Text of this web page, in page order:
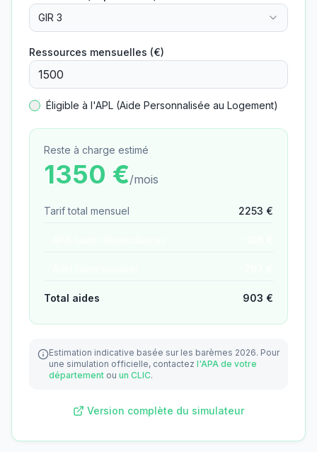
GIR 3
Ressources mensuelles (€)
Éligible à l'APL (Aide Personnalisée au Logement)
Reste à charge estimé
1350 €/mois
Tarif total mensuel 2253 €
Total aides 903 €
Estimation indicative basée sur les barèmes 2026. Pour
une simulation officielle, contactez l'APA de votre
département ou un CLIC.
Version complète du simulateur